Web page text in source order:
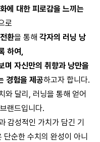
에 대한 피로감을 느끼는
로
환을 통해 각자의 러닝 낭
하여,
며 자신만의 취향과 낭만을
경험을 제공하고자 합니다.
와 달리, 러닝을 통해 얻어
랜드입니다.
감성적인 가치가 담긴 기
단순한 수치의 완성이 아니